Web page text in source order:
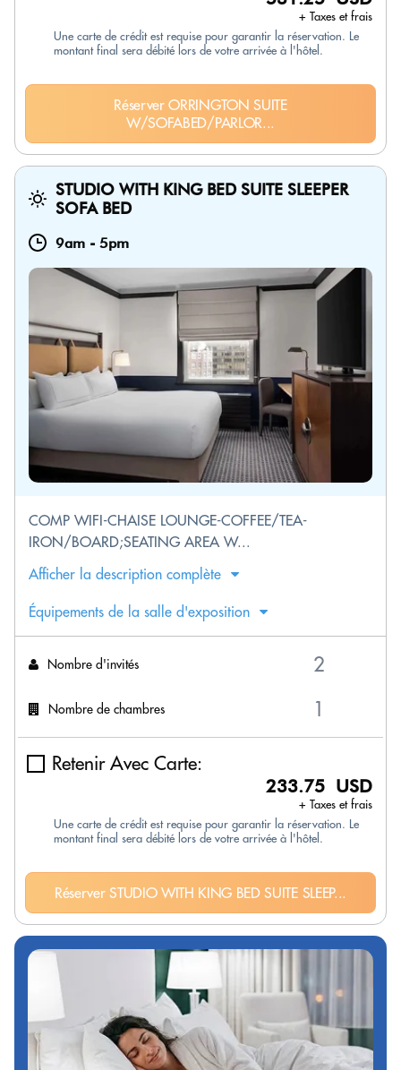
+ Taxes et frais
Une carte de crédit est requise pour garantir la réservation. Le
montant final sera débité lors de votre arrivée à l'hôtel.
Réserver ORRINGTON SUITE
W/SOFABED/PARLOR...
STUDIO WITH KING BED SUITE SLEEPER
SOFA BED
9am - 5pm
COMP WIFI-CHAISE LOUNGE-COFFEE/TEA-
IRON/BOARD;SEATING AREA W...
Afficher la description complète
Équipements de la salle d'exposition
Nombre d'invités
Nombre de chambres
Retenir Avec Carte:
233.75 USD
+ Taxes et frais
Une carte de crédit est requise pour garantir la réservation. Le
montant final sera débité lors de votre arrivée à l'hôtel.
Réserver STUDIO WITH KING BED SUITE SLEEP...